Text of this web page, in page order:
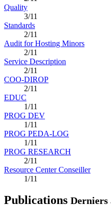
Quality
3/11
Standards
2/11
Audit for Hosting Minors
2/11
Service Description
2/11
COO-DIROP
2/11
EDUC
1/11
PROG DEV
1/11
PROG PEDA-LOG
1/11
PROG RESEARCH
2/11
Resource Center Conseiller
1/11
Publications Derniers